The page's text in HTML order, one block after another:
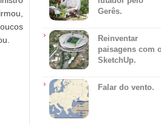
Gerês.
Reinventar
paisagens com
SketchUp.
Falar do vento.